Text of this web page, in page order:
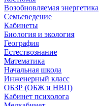
Возобновляемая энергетика
Семьеведение
Кабинеты
Биология и экология
География
Естествознание
Математика
Начальная школа
Инженерный класс
ОБЗР (ОБЖ и НВП)
Кабинет психолога